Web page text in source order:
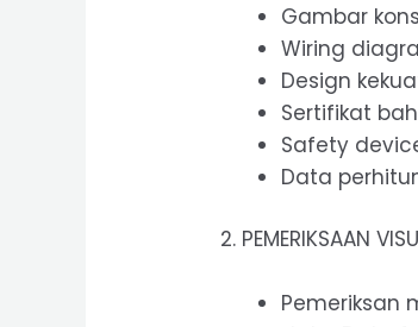
Gambar
Wiring
Design
Sertifikat
Safety
Data
2. PEMERIKSAAN
Pemeriksan